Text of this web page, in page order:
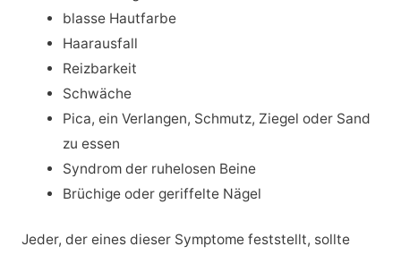
blasse Hautfarbe
Haarausfall
Reizbarkeit
Schwäche
Pica, ein Verlangen, Schmutz, Ziegel oder Sand
zu essen
Syndrom der ruhelosen Beine
Brüchige oder geriffelte Nägel
Jeder, der eines dieser Symptome feststellt, sollte